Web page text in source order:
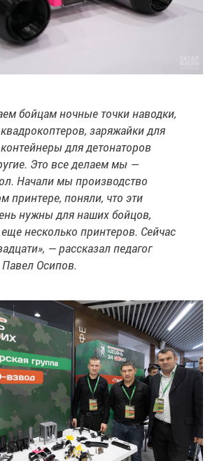
бойцам ночные точки наводки,
заряжайки для
для детонаторов
Это все делаем мы —
Начали мы производство
принтере, поняли, что эти
нужны для наших бойцов,
несколько принтеров. Сейчас
— рассказал педагог
Осипов.